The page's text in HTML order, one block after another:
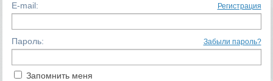
E-mail: Регистрация
Пароль: Забыли пароль?
Запомнить меня